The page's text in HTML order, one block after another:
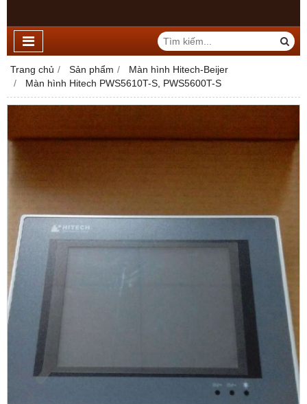
Trang chủ Sản phẩm
Màn hình Hitech-Beijer
Màn hình Hitech PWS5610T-S, PWS5600T-S